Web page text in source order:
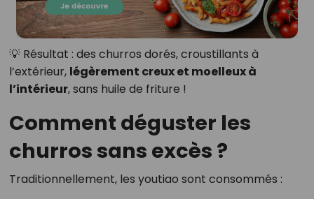
💡 Résultat : des churros dorés, croustillants à
l’extérieur, légèrement creux et moelleux à
l’intérieur, sans huile de friture !
Comment déguster les
churros sans excès ?
Traditionnellement, les youtiao sont consommés :